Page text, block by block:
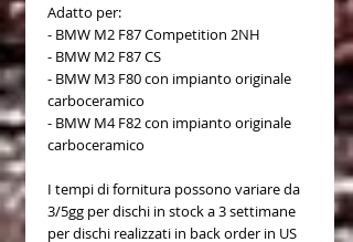
Adatto per:
- BMW M2 F87 Competition 2NH
- BMW M2 F87 CS
- BMW M3 F80 con impianto originale
carboceramico
- BMW M4 F82 con impianto originale
carboceramico
I tempi di fornitura possono variare da
3/5gg per dischi in stock a 3 settimane
per dischi realizzati in back order in US